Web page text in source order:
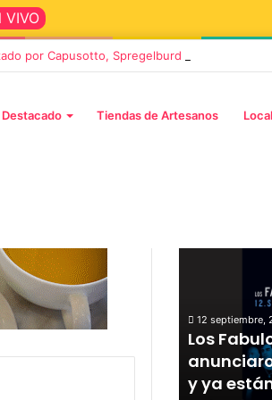
VIVO
por Capusotto, Spregelburd y Stefani
Destacado Tiendas de Artesanos
encabezado por
12 septiembre,
Los
y ya